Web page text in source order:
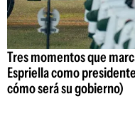
Tres momentos que
Espriella como
cómo será su gobierno)